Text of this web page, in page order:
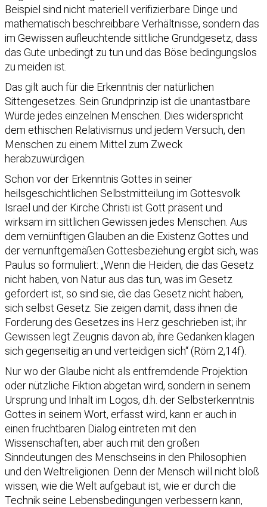
Beispiel sind nicht materiell verifizierbare Dinge und
mathematisch beschreibbare Verhältnisse, sondern das
im Gewissen aufleuchtende sittliche Grundgesetz, dass
das Gute unbedingt zu tun und das Böse bedingungslos
zu meiden ist.
Das gilt auch für die Erkenntnis der natürlichen
Sittengesetzes. Sein Grundprinzip ist die unantastbare
Würde jedes einzelnen Menschen. Dies widerspricht
dem ethischen Relativismus und jedem Versuch, den
Menschen zu einem Mittel zum Zweck
herabzuwürdigen.
Schon vor der Erkenntnis Gottes in seiner
heilsgeschichtlichen Selbstmitteilung im Gottesvolk
Israel und der Kirche Christi ist Gott präsent und
wirksam im sittlichen Gewissen jedes Menschen. Aus
dem vernünftigen Glauben an die Existenz Gottes und
der vernunftgemäßen Gottesbeziehung ergibt sich, was
Paulus so formuliert: „Wenn die Heiden, die das Gesetz
nicht haben, von Natur aus das tun, was im Gesetz
gefordert ist, so sind sie, die das Gesetz nicht haben,
sich selbst Gesetz. Sie zeigen damit, dass ihnen die
Forderung des Gesetzes ins Herz geschrieben ist; ihr
Gewissen legt Zeugnis davon ab, ihre Gedanken klagen
sich gegenseitig an und verteidigen sich“ (Röm 2,14f).
Nur wo der Glaube nicht als entfremdende Projektion
oder nützliche Fiktion abgetan wird, sondern in seinem
Ursprung und Inhalt im Logos, d.h. der Selbsterkenntnis
Gottes in seinem Wort, erfasst wird, kann er auch in
einen fruchtbaren Dialog eintreten mit den
Wissenschaften, aber auch mit den großen
Sinndeutungen des Menschseins in den Philosophien
und den Weltreligionen. Denn der Mensch will nicht bloß
wissen, wie die Welt aufgebaut ist, wie er durch die
Technik seine Lebensbedingungen verbessern kann,